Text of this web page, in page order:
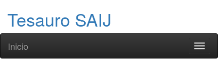
Tesauro SAIJ
Inicio